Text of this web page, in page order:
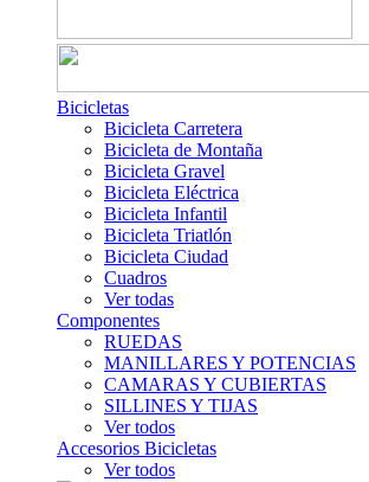
Bicicletas
Bicicleta Carretera
Bicicleta de Montaña
Bicicleta Gravel
Bicicleta Eléctrica
Bicicleta Infantil
Bicicleta Triatlón
Bicicleta Ciudad
Cuadros
Ver todas
Componentes
RUEDAS
MANILLARES Y POTENCIAS
CAMARAS Y CUBIERTAS
SILLINES Y TIJAS
Ver todos
Accesorios Bicicletas
Ver todos